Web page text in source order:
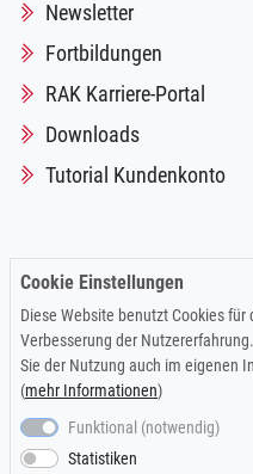
Newsletter
Fortbildungen
RAK Karriere-Portal
Downloads
Tutorial Kundenkonto
Impressum |
Cookie Einstellungen
Diese Website benutzt Cookies für
Verbesserung der
Sie der Nutzung auch im eigenen
(mehr Informationen)
Funktional (notwendig)
Statistiken